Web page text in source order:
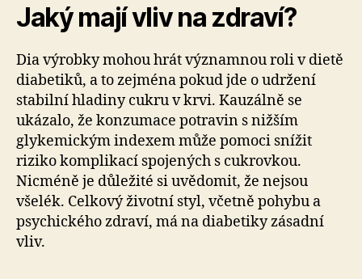
Jaký mají vliv na zdraví?
Dia výrobky mohou hrát významnou roli v dietě
diabetiků, a to zejména pokud jde o udržení
stabilní hladiny cukru v krvi. Kauzálně se
ukázalo, že konzumace potravin s nižším
glykemickým indexem může pomoci snížit
riziko komplikací spojených s cukrovkou.
Nicméně je důležité si uvědomit, že nejsou
všelék. Celkový životní styl, včetně pohybu a
psychického zdraví, má na diabetiky zásadní
vliv.